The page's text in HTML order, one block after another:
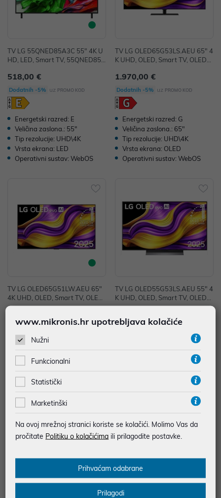
TV LG 55QNED85A3C 55" 4K U
HD, LED, Smart TV, 55QNED85A
518,00 €
Dodatnih -5% uz PROMO KOD
Energetski razred: E
Veličina zaslona.: 55"
Tip rezolucije: UHD\4K
Vrsta ekrana: LED
Operativni sustav: WebOS
TV LG OLED65G53LS.AEU 65" 4
K UHD, OLED, Smart TV, OLED6
1.970,00 €
Dodatnih -5% uz PROMO KOD
Energetski razred: G
Veličina zaslona.: 65"
Tip rezolucije: UHD\4K
Vrsta ekrana: OLED
Operativni sustav: WebOS
TV LG OLED65G51LW.AEU 65"
4K UHD, OLED, Smart TV, OLED
65G51LW.AEU
uz
Energetski razred: G
Veličina zaslona.: 65"
Tip rezolucije: UHD\4K
Vrsta ekrana: OLED
Operativni sustav: WebOS
TV LG OLED55G53LS.AEU 55" 4
K UHD, OLED, Smart TV, OLED5
5G53LS.AEU
Dodatnih -5% uz
Operativni sustav: WebOS
www.mikronis.hr upotrebljava kolačiće
Nužni
Funkcionalni
Statistički
Marketinški
Na ovoj mrežnoj stranici koriste se kolačići. Molimo Vas da
pročitate Politiku o kolačićima ili prilagodite postavke.
Prihvaćam odabrane
Prilagodi